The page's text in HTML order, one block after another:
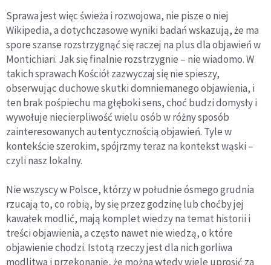
Sprawa jest więc świeża i rozwojowa, nie pisze o niej
Wikipedia, a dotychczasowe wyniki badań wskazują, że ma
spore szanse rozstrzygnąć się raczej na plus dla objawień w
Montichiari. Jak się finalnie rozstrzygnie – nie wiadomo. W
takich sprawach Kościół zazwyczaj się nie spieszy,
obserwując duchowe skutki domniemanego objawienia, i
ten brak pośpiechu ma głęboki sens, choć budzi domysły i
wywołuje niecierpliwość wielu osób w różny sposób
zainteresowanych autentycznością objawień. Tyle w
kontekście szerokim, spójrzmy teraz na kontekst wąski –
czyli nasz lokalny.
Nie wszyscy w Polsce, którzy w południe ósmego grudnia
rzucają to, co robią, by się przez godzinę lub choćby jej
kawałek modlić, mają komplet wiedzy na temat historii i
treści objawienia, a często nawet nie wiedzą, o które
objawienie chodzi. Istotą rzeczy jest dla nich gorliwa
modlitwa i przekonanie, że można wtedy wiele uprosić za